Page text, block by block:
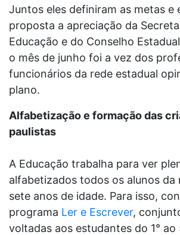
Juntos eles definiram as metas e
proposta a apreciação da
Educação e do Conselho
o mês de junho foi a vez dos
funcionários da rede estadual
plano.
Alfabetização e formação das
paulistas
A Educação trabalha para ver
alfabetizados todos os alunos da
sete anos de idade. Para isso,
programa Ler e Escrever,
voltadas aos estudantes do 1° ao